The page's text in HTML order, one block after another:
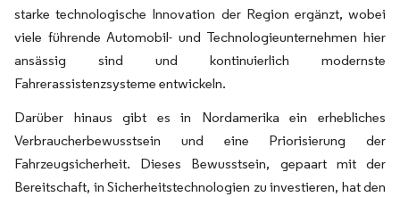
starke technologische Innovation der Region ergänzt, wobei
viele führende Automobil- und Technologieunternehmen hier
ansässig sind und kontinuierlich modernste
Fahrerassistenzsysteme entwickeln.
Darüber hinaus gibt es in Nordamerika ein erhebliches
Verbraucherbewusstsein und eine Priorisierung der
Fahrzeugsicherheit. Dieses Bewusstsein, gepaart mit der
Bereitschaft, in Sicherheitstechnologien zu investieren, hat den